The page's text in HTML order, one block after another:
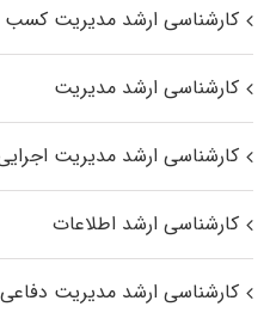
کارشناسی ارشد مدیریت کسب
کارشناسی ارشد مدیریت
کارشناسی ارشد مدیریت
کارشناسی ارشد اطلاعات
کارشناسی ارشد مدیریت دفاعی ۱